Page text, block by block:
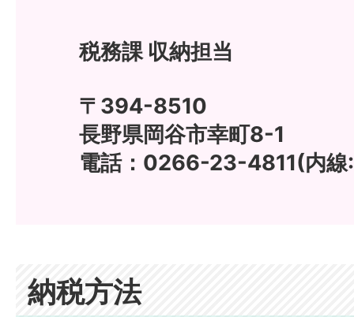
税務課 収納担当
〒394-8510
長野県岡谷市幸町8-1
電話：0266-23-4811(内線
納税方法